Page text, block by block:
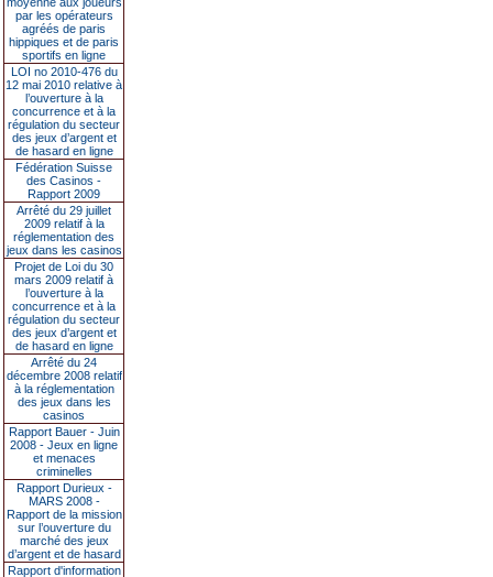
par les opérateurs
agréés de paris
hippiques et de paris
sportifs en ligne
LOI no 2010-476 du
12 mai 2010 relative à
l’ouverture à la
concurrence et à la
régulation du secteur
des jeux d’argent et
de hasard en ligne
Fédération Suisse
des Casinos -
Rapport 2009
Arrêté du 29 juillet
2009 relatif à la
réglementation des
jeux dans les casinos
Projet de Loi du 30
mars 2009 relatif à
l’ouverture à la
concurrence et à la
régulation du secteur
des jeux d’argent et
de hasard en ligne
Arrêté du 24
décembre 2008 relatif
à la réglementation
des jeux dans les
casinos
Rapport Bauer - Juin
2008 - Jeux en ligne
et menaces
criminelles
Rapport Durieux -
MARS 2008 -
Rapport de la mission
sur l’ouverture du
marché des jeux
d’argent et de hasard
Rapport d'information